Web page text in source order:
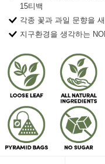
15티백
각종 꽃과 과일 문향을
지구환경을 생각하는